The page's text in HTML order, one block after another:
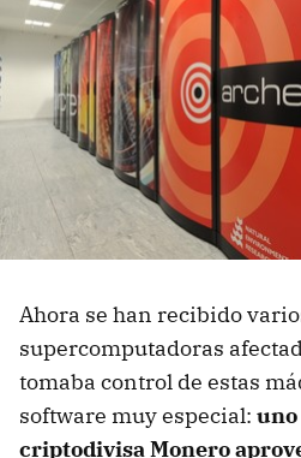
Ahora se han recibido
supercomputadoras
tomaba control de estas
software muy especial:
criptodivisa Monero